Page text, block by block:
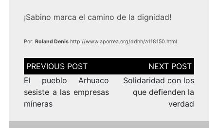
¡Sabino marca el camino de la dignidad!
Por: Roland Denis http://www.aporrea.org/ddhh/a118150.html
Navegación
de
entradas
El pueblo Arhuaco
sesiste a las empresas
míneras
Solidaridad con los
que defienden la
verdad